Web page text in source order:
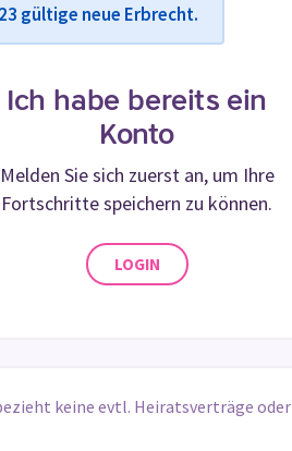
gültige neue Erbrecht.
Ich habe bereits ein
Konto
Melden Sie sich zuerst an, um Ihre
Fortschritte speichern zu können.
LOGIN
keine evtl. Heiratsverträge oder